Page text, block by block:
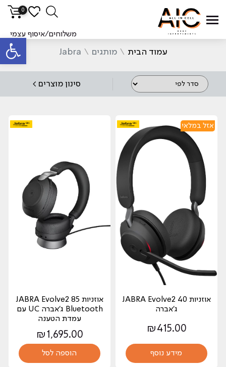
פתח
0
משלוחים/איסוף עצמי
עמוד הבית \ מותגים \
Jabra
סינון מוצרים >
אזל במלאי
אוזניות JABRA Evolve2 40
ג'אברה
₪ 415.00
מידע נוסף
אוזניות JABRA Evolve2 85
Bluetooth ג'אברה UC עם
עמדת הטענה
₪ 1,695.00
הוספה לסל